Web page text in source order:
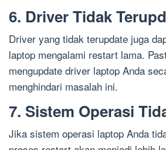
6. Driver Tidak
Driver yang tidak terupdate juga
laptop mengalami restart lama.
mengupdate driver laptop Anda
menghindari masalah ini.
7. Sistem Operasi
Jika sistem operasi laptop Anda